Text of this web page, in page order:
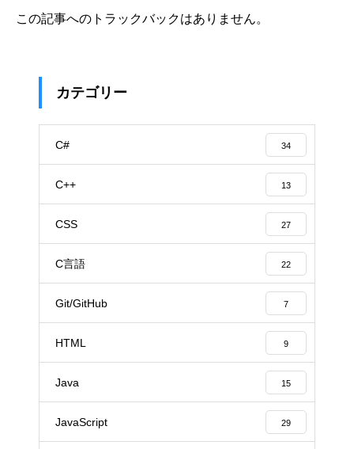
この記事へのトラックバックはありません。
カテゴリー
C# 34
C++ 13
CSS 27
C言語 22
Git/GitHub 7
HTML 9
Java 15
JavaScript 29